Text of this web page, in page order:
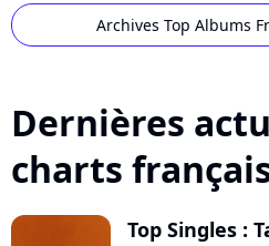
Archives Top Albums
Dernières
charts
Top Singles :